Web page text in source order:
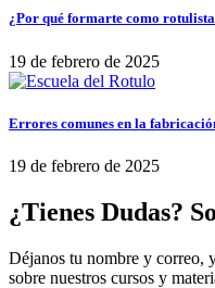
¿Por qué formarte como
19 de febrero de 2025
Errores comunes en la
19 de febrero de 2025
¿Tienes Dudas?
Déjanos tu nombre y correo,
sobre nuestros cursos y